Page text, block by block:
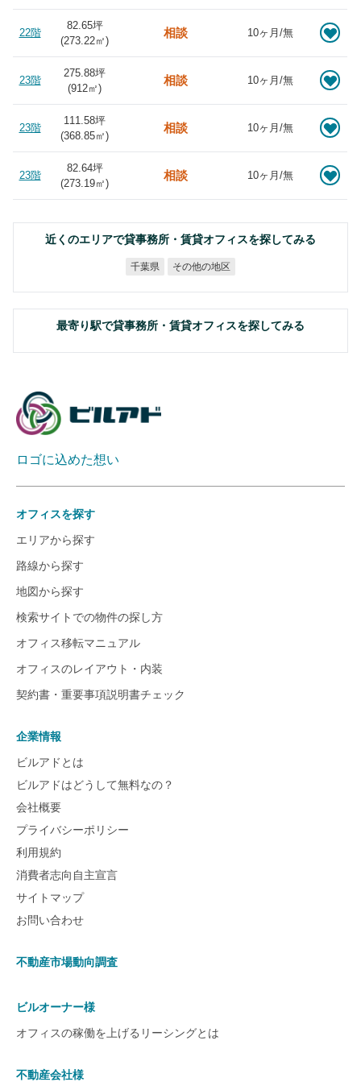
22階
82.65坪
(273.22㎡)
相談 10ヶ月/無
23階
275.88坪
(912㎡)
相談 10ヶ月/無
23階
111.58坪
(368.85㎡)
相談 10ヶ月/無
23階
82.64坪
(273.19㎡)
相談 10ヶ月/無
近くのエリアで貸事務所・賃貸オフィスを探してみる
千葉県 その他の地区
最寄り駅で貸事務所・賃貸オフィスを探してみる
ロゴに込めた想い
オフィスを探す
エリアから探す
路線から探す
地図から探す
検索サイトでの物件の探し方
オフィス移転マニュアル
オフィスのレイアウト・内装
契約書・重要事項説明書チェック
企業情報
ビルアドとは
ビルアドはどうして無料なの？
会社概要
プライバシーポリシー
利用規約
消費者志向自主宣言
サイトマップ
お問い合わせ
不動産市場動向調査
ビルオーナー様
オフィスの稼働を上げるリーシングとは
不動産会社様